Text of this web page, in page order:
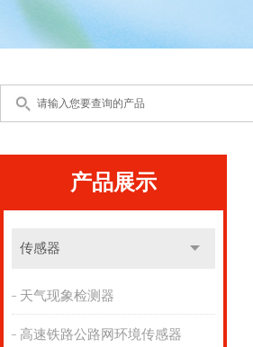
产品展示
传感器
天气现象检测器
高速铁路公路网环境传感器